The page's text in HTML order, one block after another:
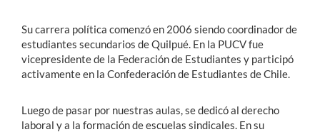
Su carrera política comenzó en 2006 siendo coordinador de
estudiantes secundarios de Quilpué. En la PUCV fue
vicepresidente de la Federación de Estudiantes y participó
activamente en la Confederación de Estudiantes de Chile.
Luego de pasar por nuestras aulas, se dedicó al derecho
laboral y a la formación de escuelas sindicales. En su